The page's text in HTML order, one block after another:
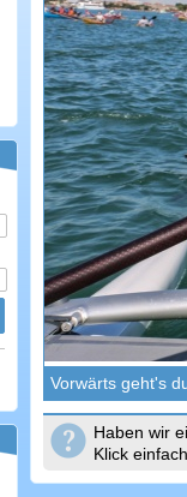
Vorwärts geht's
Haben wir
Klick